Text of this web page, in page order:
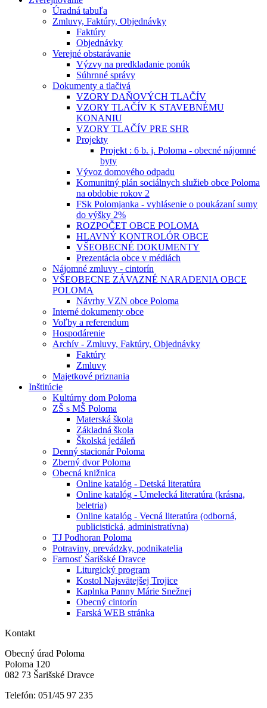
Úradná tabuľa
Zmluvy, Faktúry, Objednávky
Faktúry
Objednávky
Verejné obstarávanie
Výzvy na predkladanie ponúk
Súhrnné správy
Dokumenty a tlačivá
VZORY DAŇOVÝCH TLAČÍV
VZORY TLAČÍV K STAVEBNÉMU
KONANIU
VZORY TLAČÍV PRE SHR
Projekty
Projekt : 6 b. j. Poloma - obecné nájomné
byty
Vývoz domového odpadu
Komunitný plán sociálnych služieb obce Poloma
na obdobie rokov 2
FSk Polomjanka - vyhlásenie o poukázaní sumy
do výšky 2%
ROZPOČET OBCE POLOMA
HLAVNÝ KONTROLÓR OBCE
VŠEOBECNÉ DOKUMENTY
Prezentácia obce v médiách
Nájomné zmluvy - cintorín
VŠEOBECNE ZÁVAZNÉ NARADENIA OBCE
POLOMA
Návrhy VZN obce Poloma
Interné dokumenty obce
Voľby a referendum
Hospodárenie
Archív - Zmluvy, Faktúry, Objednávky
Faktúry
Zmluvy
Majetkové priznania
Inštitúcie
Kultúrny dom Poloma
ZŠ s MŠ Poloma
Materská škola
Základná škola
Školská jedáleň
Denný stacionár Poloma
Zberný dvor Poloma
Obecná knižnica
Online katalóg - Detská literatúra
Online katalóg - Umelecká literatúra (krásna,
beletria)
Online katalóg - Vecná literatúra (odborná,
publicistická, administratívna)
TJ Podhoran Poloma
Potraviny, prevádzky, podnikatelia
Farnosť Šarišské Dravce
Liturgický program
Kostol Najsvätejšej Trojice
Kaplnka Panny Márie Snežnej
Obecný cintorín
Farská WEB stránka
Kontakt
Obecný úrad Poloma
Poloma 120
082 73 Šarišské Dravce
Telefón: 051/45 97 235